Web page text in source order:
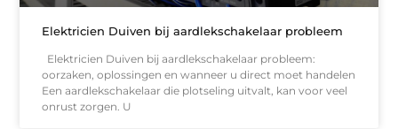
Elektricien Duiven bij aardlekschakelaar probleem
Elektricien Duiven bij aardlekschakelaar probleem:
oorzaken, oplossingen en wanneer u direct moet handelen
Een aardlekschakelaar die plotseling uitvalt, kan voor veel
onrust zorgen. U